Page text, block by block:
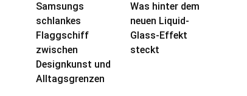
Samsungs
schlankes
Flaggschiff
zwischen
Designkunst und
Alltagsgrenzen
Was hinter dem
neuen Liquid-
Glass-Effekt
steckt